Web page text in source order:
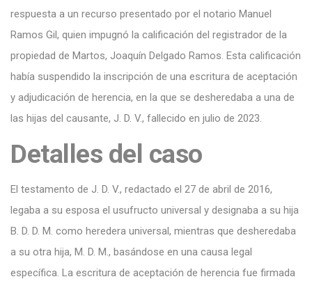
respuesta a un recurso presentado por el notario Manuel
Ramos Gil, quien impugnó la calificación del registrador de la
propiedad de Martos, Joaquín Delgado Ramos. Esta calificación
había suspendido la inscripción de una escritura de aceptación
y adjudicación de herencia, en la que se desheredaba a una de
las hijas del causante, J. D. V., fallecido en julio de 2023.
Detalles del caso
El testamento de J. D. V., redactado el 27 de abril de 2016,
legaba a su esposa el usufructo universal y designaba a su hija
B. D. D. M. como heredera universal, mientras que desheredaba
a su otra hija, M. D. M., basándose en una causa legal
específica. La escritura de aceptación de herencia fue firmada